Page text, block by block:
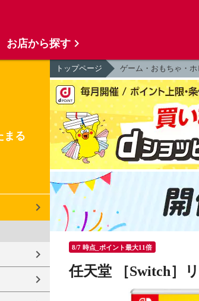
まる
トップページ ゲーム・おもちゃ・ホ
8/7 時点_ポイント最大11倍
任天堂 ［Switch］
お店から探す